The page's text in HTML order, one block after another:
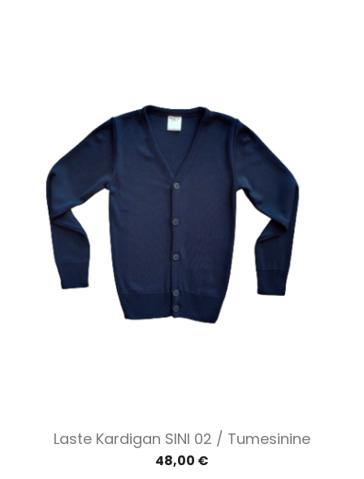
Laste Kardigan SINI 02 / Tumesinine
48,00 €